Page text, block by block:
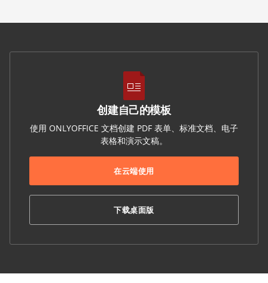
创建自己的模板
使用 ONLYOFFICE 文档创建 PDF 表单、标准文档、电子
表格和演示文稿。
在云端使用
下载桌面版